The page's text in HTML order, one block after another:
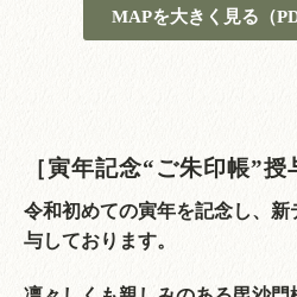
MAPを大きく見る（
［寅年記念“ご朱印帳”授
令和初めての寅年を記念し、
与しております。